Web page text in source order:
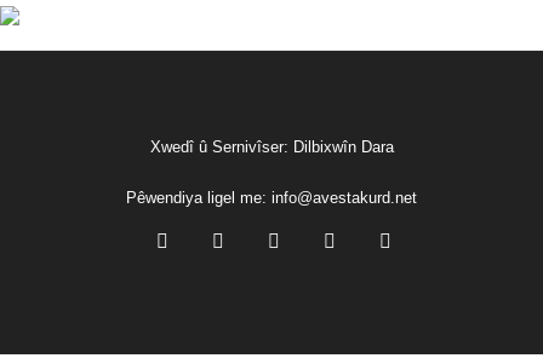
Xwedî û Sernivîser: Dilbixwîn Dara
Pêwendiya ligel me: info@avestakurd.net